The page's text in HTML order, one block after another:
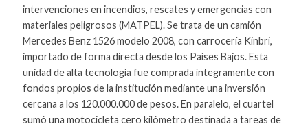
intervenciones en incendios, rescates y emergencias con
materiales peligrosos (MATPEL). Se trata de un camión
Mercedes Benz 1526 modelo 2008, con carrocería Kinbri,
importado de forma directa desde los Países Bajos. Esta
unidad de alta tecnología fue comprada íntegramente con
fondos propios de la institución mediante una inversión
cercana a los 120.000.000 de pesos. En paralelo, el cuartel
sumó una motocicleta cero kilómetro destinada a tareas de